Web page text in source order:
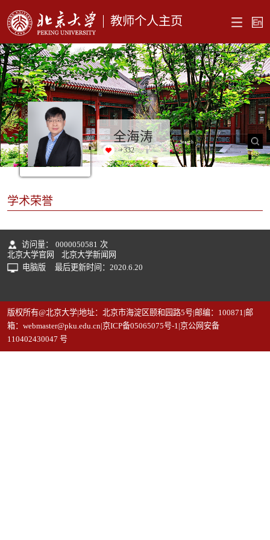
教师个人主页
全海涛
+332
学术荣誉
访问量： 0000050581 次
北京大学官网
北京大学新闻网
电脑版
最后更新时间： 2020.6.20
版权所有@北京大学|地址：北京市海淀区颐和园路5号|邮编：100871|邮
箱：webmaster@pku.edu.cn|京ICP备05065075号-1|京公网安备
110402430047 号